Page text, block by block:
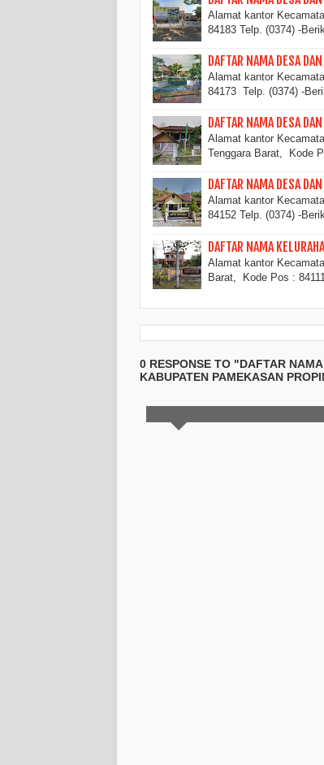
Alamat kantor
84183 Telp. (0374) -
DAFTAR NAMA DESA
Alamat kantor
84173 Telp. (0374) -
DAFTAR NAMA DESA
Alamat kantor
Tenggara Barat, Kode
DAFTAR NAMA DESA
Alamat kantor
84152 Telp. (0374) -
DAFTAR NAMA
Alamat kantor
Barat, Kode Pos :
0 RESPONSE TO "DAFTAR
KABUPATEN PAMEKASAN